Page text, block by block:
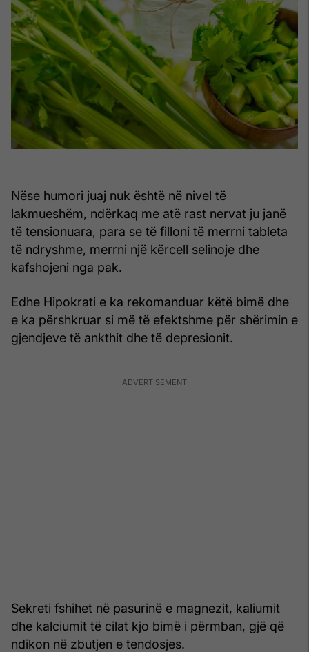
Nëse humori juaj nuk është në nivel të
lakmueshëm, ndërkaq me atë rast nervat ju janë
të tensionuara, para se të filloni të merrni tableta
të ndryshme, merrni një kërcell selinoje dhe
kafshojeni nga pak.
Edhe Hipokrati e ka rekomanduar këtë bimë dhe
e ka përshkruar si më të efektshme për shërimin e
gjendjeve të ankthit dhe të depresionit.
Sekreti fshihet në pasurinë e magnezit, kaliumit
dhe kalciumit të cilat kjo bimë i përmban, gjë që
ndikon në zbutjen e tendosjes.